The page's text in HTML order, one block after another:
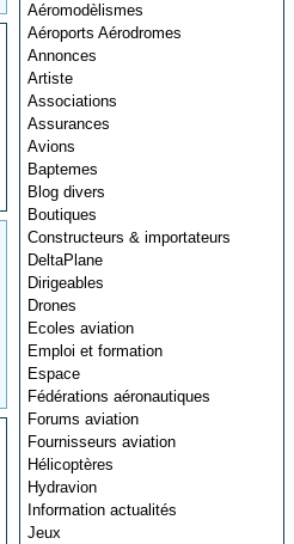
Aéromodèlismes
Aéroports Aérodromes
Annonces
Artiste
Associations
Assurances
Avions
Baptemes
Blog divers
Boutiques
Constructeurs & importateurs
DeltaPlane
Dirigeables
Drones
Ecoles aviation
Emploi et formation
Espace
Fédérations aéronautiques
Forums aviation
Fournisseurs aviation
Hélicoptères
Hydravion
Information actualités
Jeux